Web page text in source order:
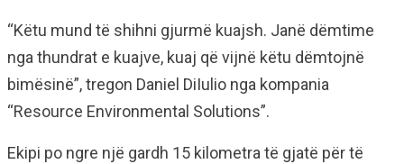
“Këtu mund të shihni gjurmë kuajsh. Janë dëmtime
nga thundrat e kuajve, kuaj që vijnë këtu dëmtojnë
bimësinë”, tregon Daniel DiIulio nga kompania
“Resource Environmental Solutions”.
Ekipi po ngre një gardh 15 kilometra të gjatë për të